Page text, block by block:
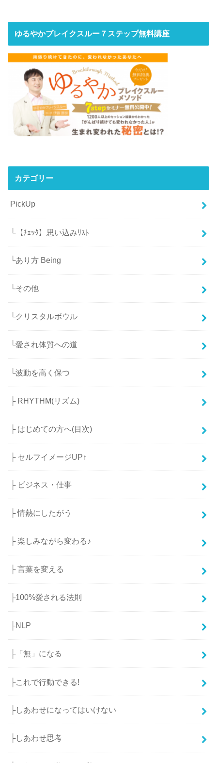
ゆるやかブレイクスルー７ステップ無料講座
カテゴリー
PickUp
└【ﾁｪｯｸ】思い込みﾘｽﾄ
└あり方 Being
└その他
└クリスタルボウル
└愛され体質への道
└波動を高く保つ
├ RHYTHM(リズム)
├ はじめての方へ(目次)
├ セルフイメージUP↑
├ ビジネス・仕事
├ 情熱にしたがう
├ 楽しみながら変わる♪
├ 言葉を変える
├100%愛される法則
├NLP
├「無」になる
├これで行動できる!
├しあわせになってはいけない
├しあわせ思考